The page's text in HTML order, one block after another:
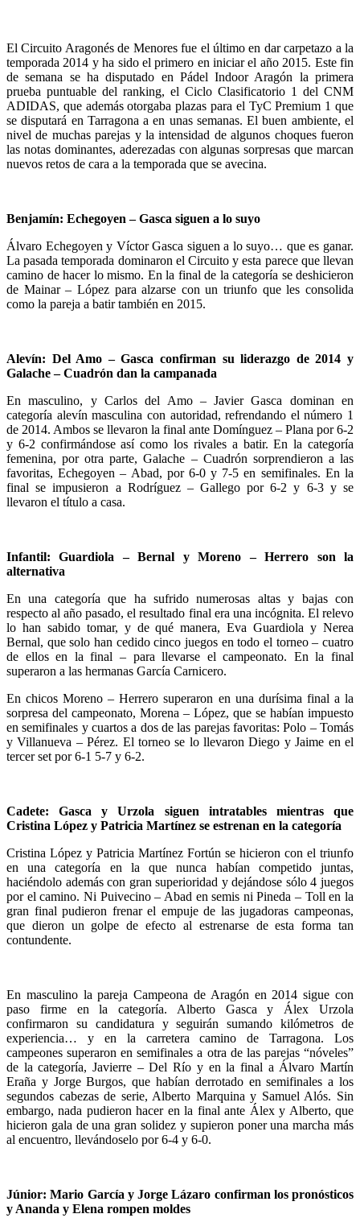
El Circuito Aragonés de Menores fue el último en dar carpetazo a la
temporada 2014 y ha sido el primero en iniciar el año 2015. Este fin
de semana se ha disputado en Pádel Indoor Aragón la primera
prueba puntuable del ranking, el Ciclo Clasificatorio 1 del CNM
ADIDAS, que además otorgaba plazas para el TyC Premium 1 que
se disputará en Tarragona a en unas semanas. El buen ambiente, el
nivel de muchas parejas y la intensidad de algunos choques fueron
las notas dominantes, aderezadas con algunas sorpresas que marcan
nuevos retos de cara a la temporada que se avecina.
Benjamín: Echegoyen – Gasca siguen a lo suyo
Álvaro Echegoyen y Víctor Gasca siguen a lo suyo… que es ganar.
La pasada temporada dominaron el Circuito y esta parece que llevan
camino de hacer lo mismo. En la final de la categoría se deshicieron
de Mainar – López para alzarse con un triunfo que les consolida
como la pareja a batir también en 2015.
Alevín: Del Amo – Gasca confirman su liderazgo de 2014 y
Galache – Cuadrón dan la campanada
En masculino, y Carlos del Amo – Javier Gasca dominan en
categoría alevín masculina con autoridad, refrendando el número 1
de 2014. Ambos se llevaron la final ante Domínguez – Plana por 6-2
y 6-2 confirmándose así como los rivales a batir. En la categoría
femenina, por otra parte, Galache – Cuadrón sorprendieron a las
favoritas, Echegoyen – Abad, por 6-0 y 7-5 en semifinales. En la
final se impusieron a Rodríguez – Gallego por 6-2 y 6-3 y se
llevaron el título a casa.
Infantil: Guardiola – Bernal y Moreno – Herrero son la
alternativa
En una categoría que ha sufrido numerosas altas y bajas con
respecto al año pasado, el resultado final era una incógnita. El relevo
lo han sabido tomar, y de qué manera, Eva Guardiola y Nerea
Bernal, que solo han cedido cinco juegos en todo el torneo – cuatro
de ellos en la final – para llevarse el campeonato. En la final
superaron a las hermanas García Carnicero.
En chicos Moreno – Herrero superaron en una durísima final a la
sorpresa del campeonato, Morena – López, que se habían impuesto
en semifinales y cuartos a dos de las parejas favoritas: Polo – Tomás
y Villanueva – Pérez. El torneo se lo llevaron Diego y Jaime en el
tercer set por 6-1 5-7 y 6-2.
Cadete: Gasca y Urzola siguen intratables mientras que
Cristina López y Patricia Martínez se estrenan en la categoría
Cristina López y Patricia Martínez Fortún se hicieron con el triunfo
en una categoría en la que nunca habían competido juntas,
haciéndolo además con gran superioridad y dejándose sólo 4 juegos
por el camino. Ni Puivecino – Abad en semis ni Pineda – Toll en la
gran final pudieron frenar el empuje de las jugadoras campeonas,
que dieron un golpe de efecto al estrenarse de esta forma tan
contundente.
En masculino la pareja Campeona de Aragón en 2014 sigue con
paso firme en la categoría. Alberto Gasca y Álex Urzola
confirmaron su candidatura y seguirán sumando kilómetros de
experiencia… y en la carretera camino de Tarragona. Los
campeones superaron en semifinales a otra de las parejas “nóveles”
de la categoría, Javierre – Del Río y en la final a Álvaro Martín
Eraña y Jorge Burgos, que habían derrotado en semifinales a los
segundos cabezas de serie, Alberto Marquina y Samuel Alós. Sin
embargo, nada pudieron hacer en la final ante Álex y Alberto, que
hicieron gala de una gran solidez y supieron poner una marcha más
al encuentro, llevándoselo por 6-4 y 6-0.
Júnior: Mario García y Jorge Lázaro confirman los pronósticos
y Ananda y Elena rompen moldes